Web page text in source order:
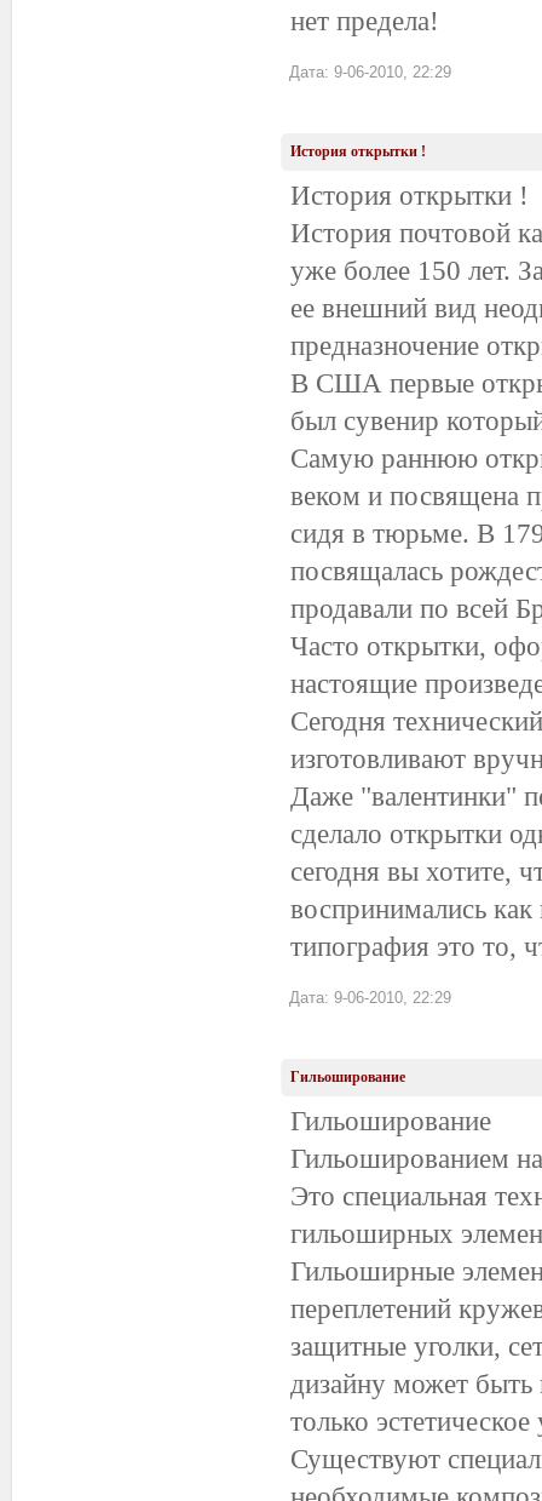
нет предела!
Дата: 9-06-2010, 22:29
История открытки !
История открытки !
История почтовой
уже более 150 лет.
ее внешний вид
предназночение
В США первые
был сувенир
Самую раннюю
веком и посвящена
сидя в тюрьме. В
посвящалась
продавали по всей
Часто открытки,
настоящие
Сегодня
изготовливают
Даже "валентинки"
сделало открытки
сегодня вы хотите,
воспринимались
типография это то,
Дата: 9-06-2010, 22:29
Гильоширование
Гильоширование
Гильошированием
Это специальная
гильоширных
Гильоширные
переплетений
защитные уголки,
дизайну может
только
Существуют